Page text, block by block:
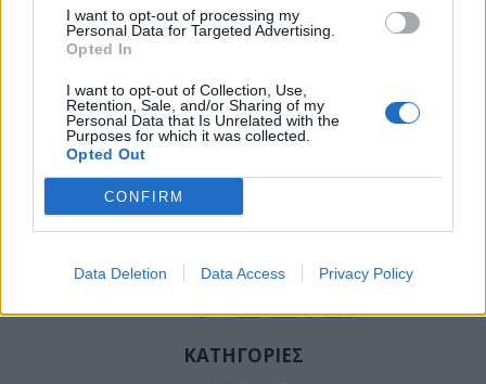
I want to opt-out of processing my
Personal Data for Targeted Advertising.
Opted In
I want to opt-out of Collection, Use,
Retention, Sale, and/or Sharing of my
Personal Data that Is Unrelated with the
Purposes for which it was collected.
Opted Out
CONFIRM
Data Deletion Data Access Privacy Policy
Facebook
Twitter
Tags:ΓΙΑΤΡΟΙ ΠΕΔΥ,ΕΟΠΥΥ,ΠΛΑΦΟΝ,ΠΛΑΦΟΝ
ΕΠΙΣΚΕΨΕΩΝ,ΠΛΑΦΟΝ ΡΑΝΤΕΒΟΥ
ΕΟΠΥΥ,ΣΥΜΒΕΒΛΗΜΕΝΟΙ ΓΙΑΤΡΟΙ
ΚΑΤΗΓΟΡΙΕΣ